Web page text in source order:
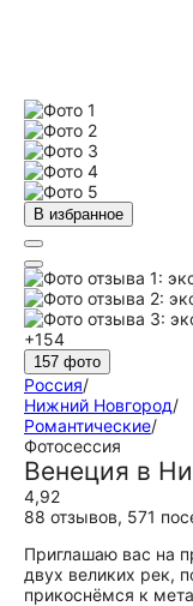
В избранное
+154
157 фото
Россия/
Нижний Новгород/
Романтические/
Фотосессия
Венеция в
4,92
88 отзывов, 571
Приглашаю вас на
двух великих рек,
прикоснёмся к